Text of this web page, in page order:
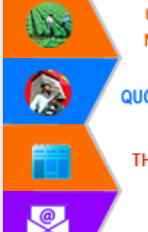
Khơi thông điểm nghẽn, đẩy nhanh
giải ngân vốn khắc phục thiên tai
HĐND tỉnh thông qua điều chỉnh Quy
hoạch tỉnh thời kỳ 2021-2030
Hội thảo góp ý hồ sơ điều chỉnh quy
hoạch tỉnh Đắk Lắk thời kỳ 2021-2030,
tầm nhìn đến năm 2050
Nâng cao hiệu quả hoạt động của các
doanh nghiệp nhà nước
Hội nghị triển khai kết nối mạng
truyền số liệu chuyên dùng phục vụ cơ
quan Đảng, Nhà nước
Lễ phát động chuỗi hoạt động chung
tay làm sạch môi trường
Xã Ea Kar bước chuyển mình trong